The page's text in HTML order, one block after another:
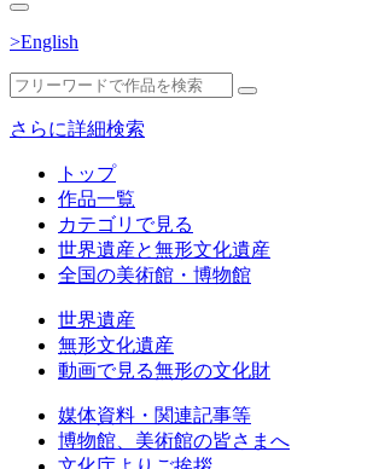
>English
さらに詳細検索
トップ
作品一覧
カテゴリで見る
世界遺産と無形文化遺産
全国の美術館・博物館
世界遺産
無形文化遺産
動画で見る無形の文化財
媒体資料・関連記事等
博物館、美術館の皆さまへ